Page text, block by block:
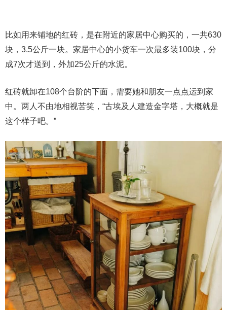
比如用来铺地的红砖，是在附近的家居中心购买的，一共630
块，3.5公斤一块。家居中心的小货车一次最多装100块，分
成7次才送到，外加25公斤的水泥。
红砖就卸在108个台阶的下面，需要她和朋友一点点运到家
中。两人不由地相视苦笑，“古埃及人建造金字塔，大概就是
这个样子吧。”